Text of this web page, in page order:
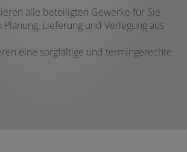
alle beteiligten Gewerke für Sie
Planung, Lieferung und Verlegung aus
eine sorgfältige und termingerechte